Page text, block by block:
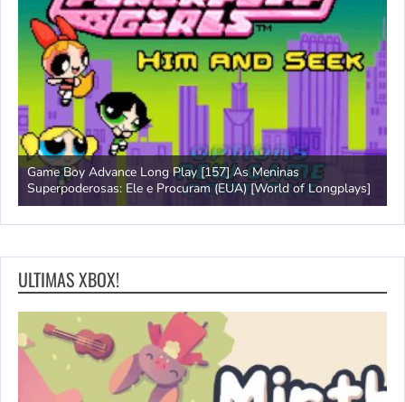
Game Boy Advance Long Play [157] As Meninas
Superpoderosas: Ele e Procuram (EUA) [World of Longplays]
ULTIMAS XBOX!